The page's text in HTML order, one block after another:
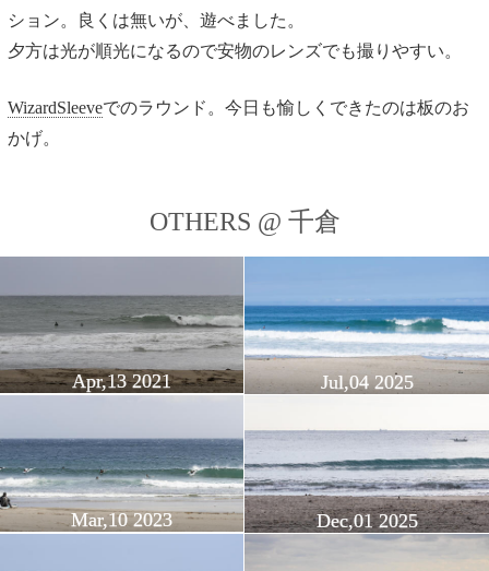
ション。良くは無いが、遊べました。
夕方は光が順光になるので安物のレンズでも撮りやすい。
WizardSleeveでのラウンド。今日も愉しくできたのは板のお
かげ。
OTHERS @ 千倉
Apr,13 2021 Jul,04 2025
Mar,10 2023 Dec,01 2025